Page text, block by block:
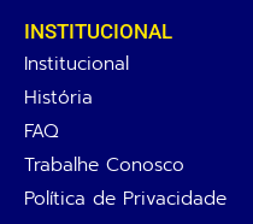
INSTITUCIONAL
Institucional
História
FAQ
Trabalhe Conosco
Política de Privacidade